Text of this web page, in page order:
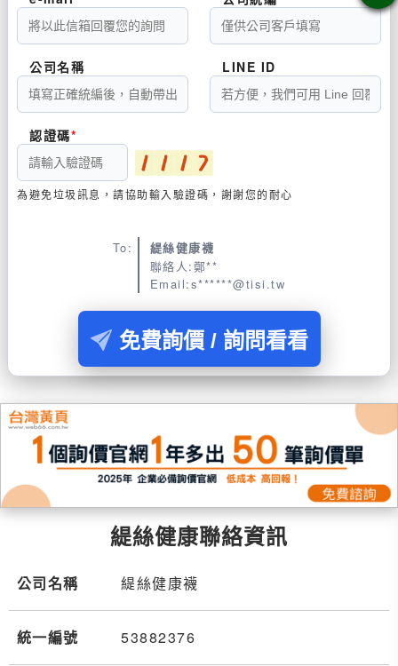
公司名稱 LINE ID
認證碼
為避免垃圾訊息，請協助輸入驗證碼，謝謝您的耐心
To:
緹絲健康襪
聯絡人:鄭**
Email:s******@tisi.tw
免費詢價 / 詢問看看
緹絲健康聯絡資訊
公司名稱 緹絲健康襪
統一編號 53882376